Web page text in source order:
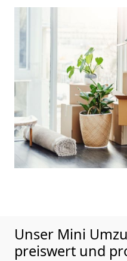
Unser Mini
preiswert und